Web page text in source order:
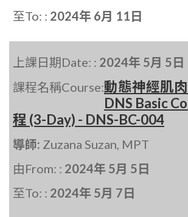
至To: : 2024年 6月 11日
上課日期Date: : 2024年 5月 5日
課程名稱Course:動態神經肌
DNS Basic
程 (3-Day) - DNS-BC-004
導師: Zuzana Suzan, MPT
由From: : 2024年 5月 5日
至To: : 2024年 5月 7日